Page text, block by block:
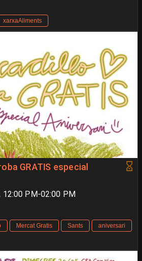
xarxaAliments
GRATIS especial
12:00 PM-02:00 PM
Mercat Gratis Sants
aniversari